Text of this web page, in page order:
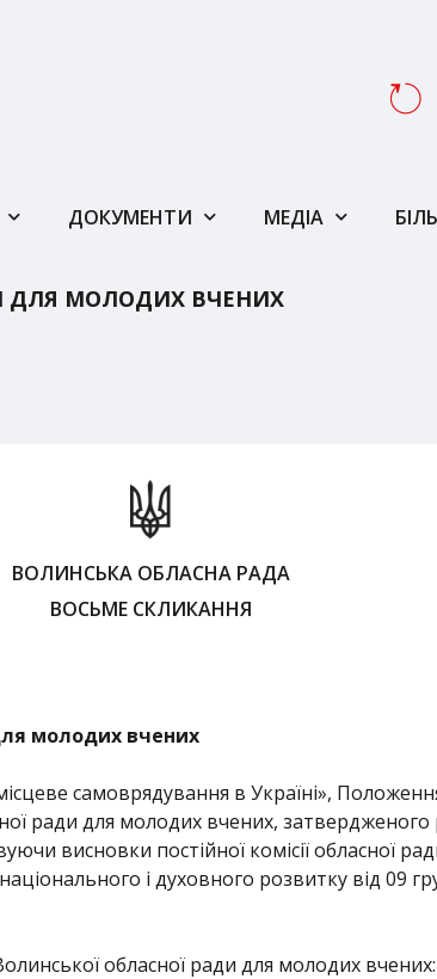
ДОКУМЕНТИ МЕДІА
ДЛЯ МОЛОДИХ ВЧЕНИХ
ВОЛИНСЬКА ОБЛАСНА РАДА
ВОСЬМЕ СКЛИКАННЯ
молодих вчених
самоврядування в Україні»,
ради для молодих вчених,
висновки постійної комісії обласної
і духовного розвитку від 09
обласної ради для молодих вчених: